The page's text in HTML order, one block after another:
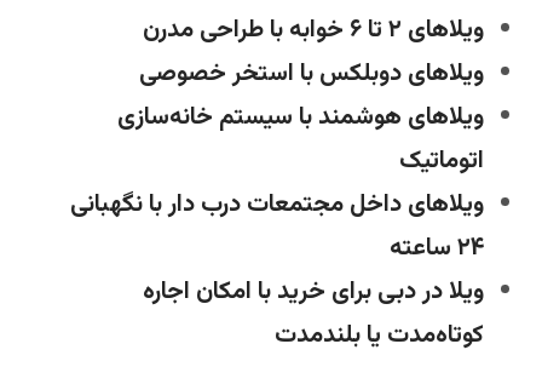
ویلاهای ۲ تا ۶ خوابه با طراحی مدرن
ویلاهای دوبلکس با استخر خصوصی
ویلاهای هوشمند با سیستم خانه‌سازی
اتوماتیک
ویلاهای داخل مجتمعات درب دار با نگهبانی
۲۴ ساعته
ویلا در دبی برای خرید با امکان اجاره
کوتاه‌مدت یا بلندمدت